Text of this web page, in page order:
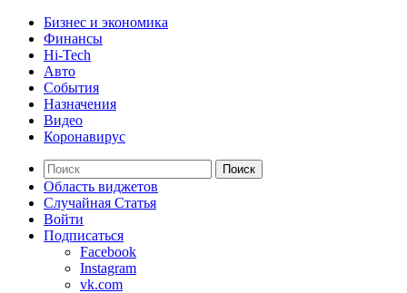
Бизнес и экономика
Финансы
Hi-Tech
Авто
События
Назначения
Видео
Коронавирус
Поиск
Область виджетов
Случайная Статья
Войти
Подписаться
Facebook
Instagram
vk.com